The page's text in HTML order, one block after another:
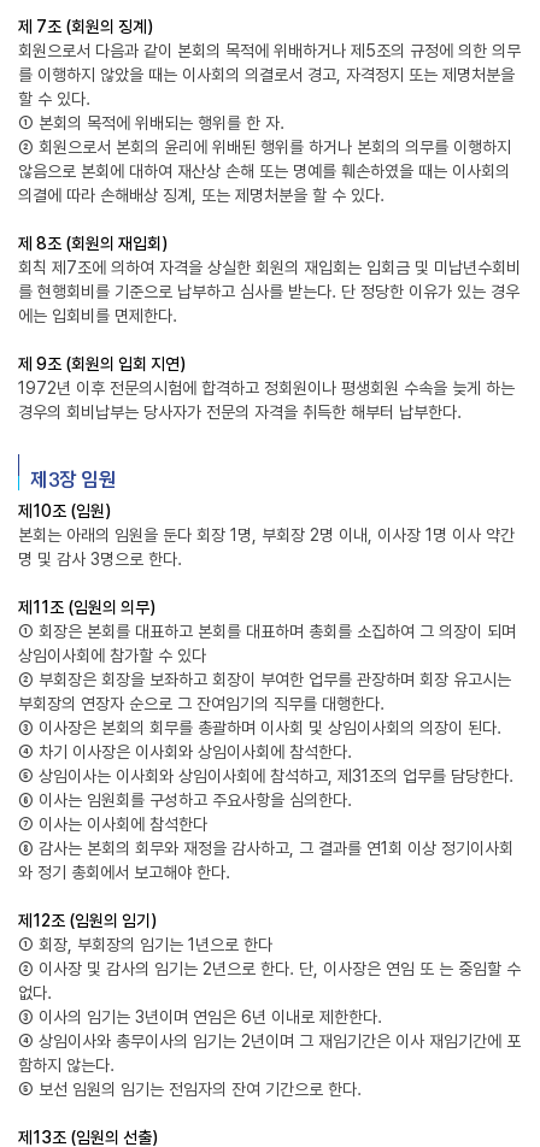
제 7조 (회원의 징계)
회원으로서 다음과 같이 본회의 목적에 위배하거나 제5조의 규정에 의한 의무
를 이행하지 않았을 때는 이사회의 의결로서 경고, 자격정지 또는 제명처분을
할 수 있다.
① 본회의 목적에 위배되는 행위를 한 자.
② 회원으로서 본회의 윤리에 위배된 행위를 하거나 본회의 의무를 이행하지
않음으로 본회에 대하여 재산상 손해 또는 명예를 훼손하였을 때는 이사회의
의결에 따라 손해배상 징계, 또는 제명처분을 할 수 있다.
제 8조 (회원의 재입회)
회칙 제7조에 의하여 자격을 상실한 회원의 재입회는 입회금 및 미납년수회비
를 현행회비를 기준으로 납부하고 심사를 받는다. 단 정당한 이유가 있는 경우
에는 입회비를 면제한다.
제 9조 (회원의 입회 지연)
1972년 이후 전문의시험에 합격하고 정회원이나 평생회원 수속을 늦게 하는
경우의 회비납부는 당사자가 전문의 자격을 취득한 해부터 납부한다.
제3장 임원
제10조 (임원)
본회는 아래의 임원을 둔다 회장 1명, 부회장 2명 이내, 이사장 1명 이사 약간
명 및 감사 3명으로 한다.
제11조 (임원의 의무)
① 회장은 본회를 대표하고 본회를 대표하며 총회를 소집하여 그 의장이 되며
상임이사회에 참가할 수 있다
② 부회장은 회장을 보좌하고 회장이 부여한 업무를 관장하며 회장 유고시는
부회장의 연장자 순으로 그 잔여임기의 직무를 대행한다.
③ 이사장은 본회의 회무를 총괄하며 이사회 및 상임이사회의 의장이 된다.
④ 차기 이사장은 이사회와 상임이사회에 참석한다.
⑤ 상임이사는 이사회와 상임이사회에 참석하고, 제31조의 업무를 담당한다.
⑥ 이사는 임원회를 구성하고 주요사항을 심의한다.
⑦ 이사는 이사회에 참석한다
⑧ 감사는 본회의 회무와 재정을 감사하고, 그 결과를 연1회 이상 정기이사회
와 정기 총회에서 보고해야 한다.
제12조 (임원의 임기)
① 회장, 부회장의 임기는 1년으로 한다
② 이사장 및 감사의 임기는 2년으로 한다. 단, 이사장은 연임 또 는 중임할 수
없다.
③ 이사의 임기는 3년이며 연임은 6년 이내로 제한한다.
④ 상임이사와 총무이사의 임기는 2년이며 그 재임기간은 이사 재임기간에 포
함하지 않는다.
⑤ 보선 임원의 임기는 전임자의 잔여 기간으로 한다.
제13조 (임원의 선출)